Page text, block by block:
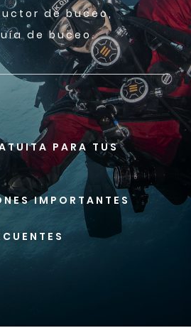
de buceo,
de buceo.
PARA TUS
IMPORTANTES